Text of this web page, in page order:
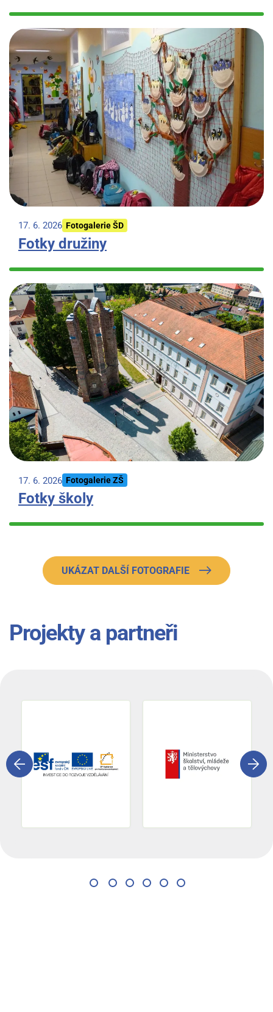
17. 6. 2026 Fotogalerie ŠD
Fotky družiny
17. 6. 2026 Fotogalerie ZŠ
Fotky školy
UKÁZAT DALŠÍ FOTOGRAFIE
Projekty a partneři